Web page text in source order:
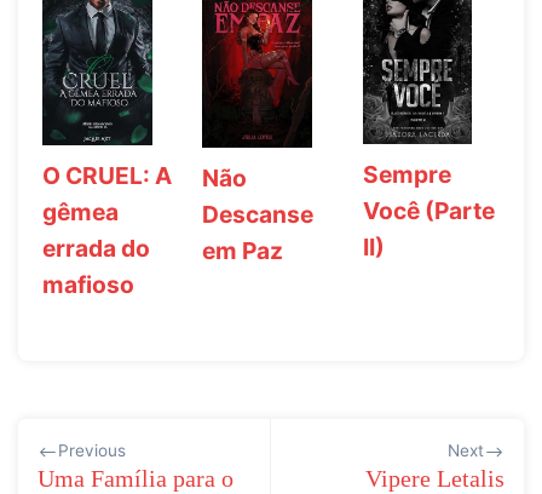
O CRUEL: A
gêmea
errada do
mafioso
Não
Descanse
em Paz
Sempre
Você (Parte
II)
Navegação
de
Previous
Uma Família para o
Next
Vipere Letalis